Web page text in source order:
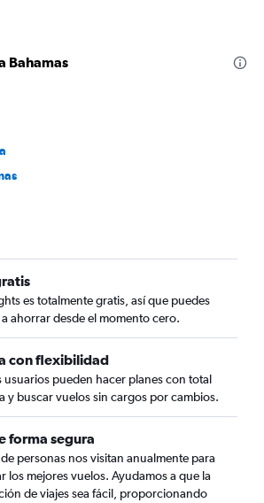
Bahamas
es totalmente gratis, así que puedes
ahorrar desde el momento cero.
con flexibilidad
usuarios pueden hacer planes con total
y buscar vuelos sin cargos por cambios.
forma segura
personas nos visitan anualmente para
los mejores vuelos. Ayudamos a que la
de viajes sea fácil, proporcionando